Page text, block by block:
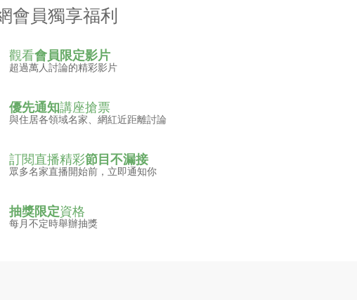
會員獨享福利
觀看會員限定影片
超過萬人討論的精彩影片
優先通知講座搶票
與住居各領域名家、網紅近距離討論
訂閱直播精彩節目不漏接
眾多名家直播開始前，立即通知你
抽獎限定資格
每月不定時舉辦抽獎